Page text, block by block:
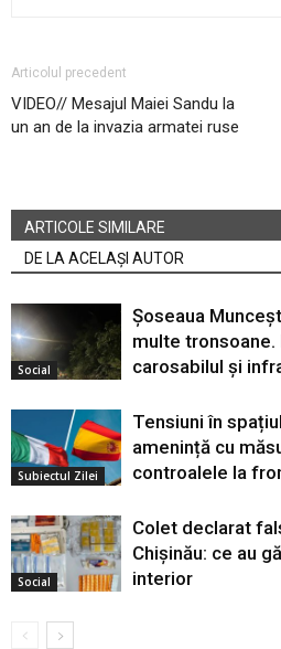
Articolul precedent
VIDEO// Mesajul Maiei Sandu la
un an de la invazia armatei ruse
ARTICOLE SIMILARE
DE LA ACELAȘI AUTOR
Social
Șoseaua
multe tronsoane.
carosabilul și
Subiectul Zilei
Tensiuni în
amenință cu
controalele la
Social
Colet declarat
Chișinău: ce au
interior